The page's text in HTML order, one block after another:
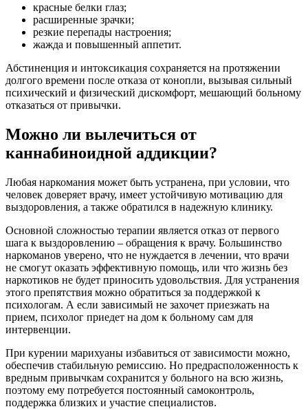
красные белки глаз;
расширенные зрачки;
резкие перепады настроения;
жажда и повышенный аппетит.
Абстиненция и интоксикация сохраняется на протяжении
долгого времени после отказа от конопли, вызывая сильный
психический и физический дискомфорт, мешающий больному
отказаться от привычки.
Можно ли вылечиться от
каннабиноидной аддикции?
Любая наркомания может быть устранена, при условии, что
человек доверяет врачу, имеет устойчивую мотивацию для
выздоровления, а также обратился в надежную клинику.
Основной сложностью терапии является отказ от первого
шага к выздоровлению – обращения к врачу. Большинство
наркоманов уверено, что не нуждается в лечении, что врачи
не смогут оказать эффективную помощь, или что жизнь без
наркотиков не будет приносить удовольствия. Для устранения
этого препятствия можно обратиться за поддержкой к
психологам. А если зависимый не захочет приезжать на
прием, психолог приедет на дом к больному сам для
интервенции.
При курении марихуаны избавиться от зависимости можно,
обеспечив стабильную ремиссию. Но предрасположенность к
вредным привычкам сохранится у больного на всю жизнь,
поэтому ему потребуется постоянный самоконтроль,
поддержка близких и участие специалистов.